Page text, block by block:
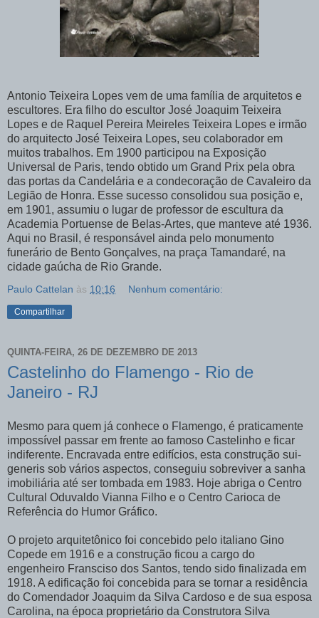
Antonio Teixeira Lopes vem de uma família de arquitetos e
escultores. Era filho do escultor José Joaquim Teixeira
Lopes e de Raquel Pereira Meireles Teixeira Lopes e irmão
do arquitecto José Teixeira Lopes, seu colaborador em
muitos trabalhos. Em 1900 participou na Exposição
Universal de Paris, tendo obtido um Grand Prix pela obra
das portas da Candelária e a condecoração de Cavaleiro da
Legião de Honra. Esse sucesso consolidou sua posição e,
em 1901, assumiu o lugar de professor de escultura da
Academia Portuense de Belas-Artes, que manteve até 1936.
Aqui no Brasil, é responsável ainda pelo monumento
funerário de Bento Gonçalves, na praça Tamandaré, na
cidade gaúcha de Rio Grande.
Paulo Cattelan às 10:16 Nenhum comentário:
Compartilhar
QUINTA-FEIRA, 26 DE DEZEMBRO DE 2013
Castelinho do Flamengo - Rio de
Janeiro - RJ
Mesmo para quem já conhece o Flamengo, é praticamente
impossível passar em frente ao famoso Castelinho e ficar
indiferente. Encravada entre edifícios, esta construção sui-
generis sob vários aspectos, conseguiu sobreviver a sanha
imobiliária até ser tombada em 1983. Hoje abriga o Centro
Cultural Oduvaldo Vianna Filho e o Centro Carioca de
Referência do Humor Gráfico.
O projeto arquitetônico foi concebido pelo italiano Gino
Copede em 1916 e a construção ficou a cargo do
engenheiro Fransciso dos Santos, tendo sido finalizada em
1918. A edificação foi concebida para se tornar a residência
do Comendador Joaquim da Silva Cardoso e de sua esposa
Carolina, na época proprietário da Construtora Silva